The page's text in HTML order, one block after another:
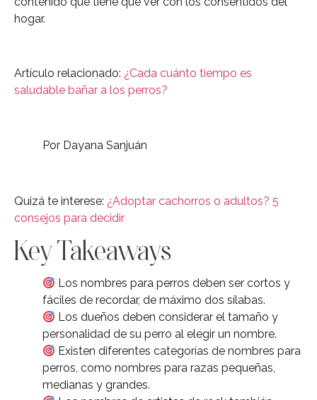
hogar.
Artículo relacionado: ¿Cada cuánto tiempo es
saludable bañar a los perros?
Por Dayana Sanjuán
Quizá te interese: ¿Adoptar cachorros o adultos? 5
consejos para decidir
Key Takeaways
Los nombres para perros deben ser cortos y
fáciles de recordar, de máximo dos sílabas.
Los dueños deben considerar el tamaño y
personalidad de su perro al elegir un nombre.
Existen diferentes categorías de nombres para
perros, como nombres para razas pequeñas,
medianas y grandes.